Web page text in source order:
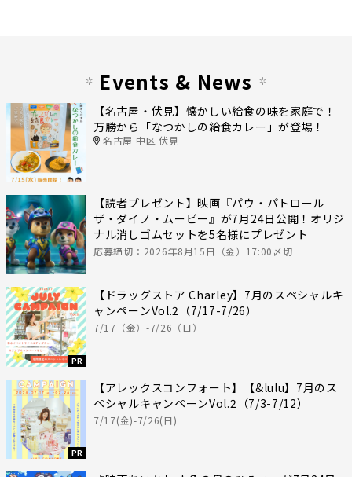
Events & News
【名古屋・伏見】懐かしい給食の味を家庭で！
万勝から「なつかしの給食カレー」が登場！
名古屋 中区 伏見
【読者プレゼント】映画『パウ・パトロール
ザ・ダイノ・ムービー』が7月24日公開！オリジ
ナル消しゴムセットを5名様にプレゼント
応募締切：2026年8月15日（金）17:00〆切
PR
【ドラッグストア Charley】7月のスペシャルキ
ャンペーンVol.2（7/17-7/26）
7/17（金）-7/26（日）
PR
【アレックスコンフォート】【&lulu】7月のス
ペシャルキャンペーンVol.2（7/3-7/12）
7/17(金)-7/26(日)